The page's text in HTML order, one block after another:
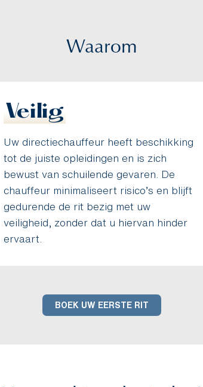
Waarom
Veilig
Uw directiechauffeur heeft beschikking
tot de juiste opleidingen en is zich
bewust van schuilende gevaren. De
chauffeur minimaliseert risico’s en blijft
gedurende de rit bezig met uw
veiligheid, zonder dat u hiervan hinder
ervaart.
BOEK UW EERSTE RIT